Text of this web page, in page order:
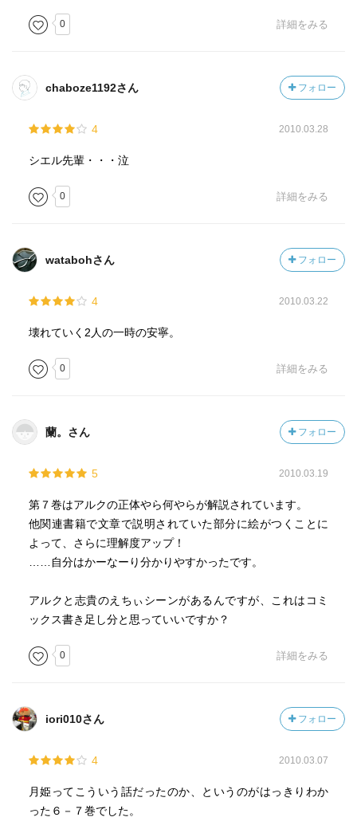
0 詳細をみる
chaboze1192さん フォロー
4 2010.03.28
シエル先輩・・・泣
0 詳細をみる
watabohさん フォロー
4 2010.03.22
壊れていく2人の一時の安寧。
0 詳細をみる
蘭。さん フォロー
5 2010.03.19
第７巻はアルクの正体やら何やらが解説されています。
他関連書籍で文章で説明されていた部分に絵がつくことに
よって、さらに理解度アップ！
……自分はかーなーり分かりやすかったです。
アルクと志貴のえちぃシーンがあるんですが、これはコミ
ックス書き足し分と思っていいですか？
0 詳細をみる
iori010さん フォロー
4 2010.03.07
月姫ってこういう話だったのか、というのがはっきりわか
った６－７巻でした。